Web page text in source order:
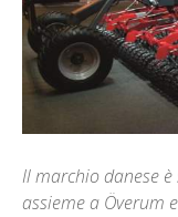
Il marchio danese
assieme a Överum e